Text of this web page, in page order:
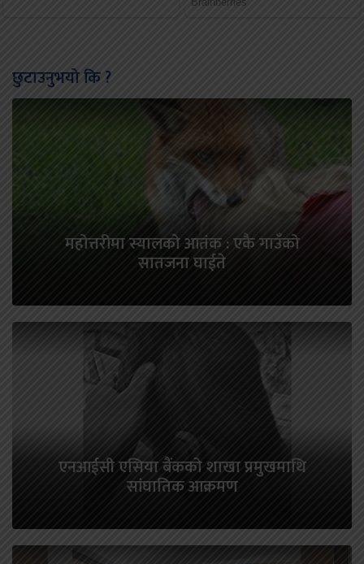
छुटाउनुभयो कि ?
महोत्तरीमा स्यालको आतंक : एकै गाउँको
सातजना घाईते
एनआईसी एसिया बैंकको शाखा प्रमुखमाथि
सांघातिक आक्रमण